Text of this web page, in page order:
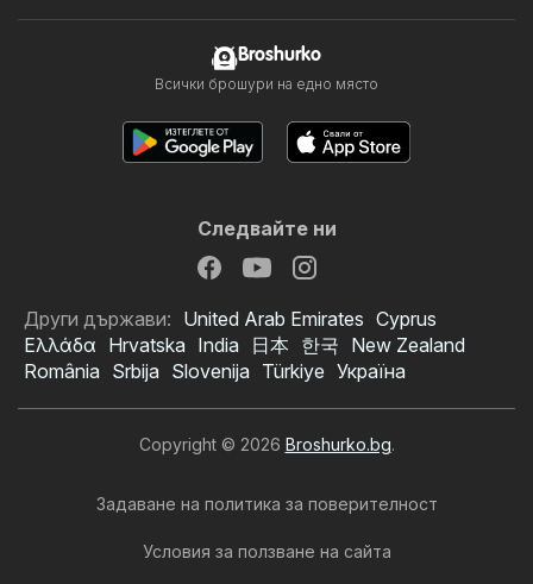
Broshurko
Всички брошури на едно място
Следвайте ни
Други държави: United Arab Emirates Cyprus
Ελλάδα Hrvatska India 日本 한국 New Zealand
România Srbija Slovenija Türkiye Україна
Copyright © 2026 Broshurko.bg.
Задаване на политика за поверителност
Условия за ползване на сайта